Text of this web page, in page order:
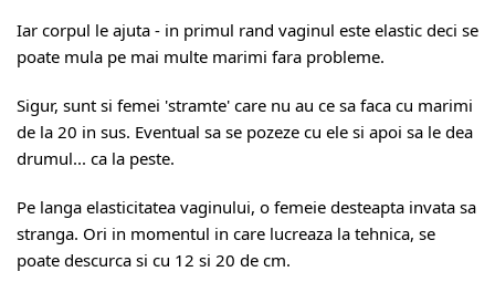
Iar corpul le ajuta - in primul rand vaginul este elastic deci se
poate mula pe mai multe marimi fara probleme.
Sigur, sunt si femei 'stramte' care nu au ce sa faca cu marimi
de la 20 in sus. Eventual sa se pozeze cu ele si apoi sa le dea
drumul... ca la peste.
Pe langa elasticitatea vaginului, o femeie desteapta invata sa
stranga. Ori in momentul in care lucreaza la tehnica, se
poate descurca si cu 12 si 20 de cm.